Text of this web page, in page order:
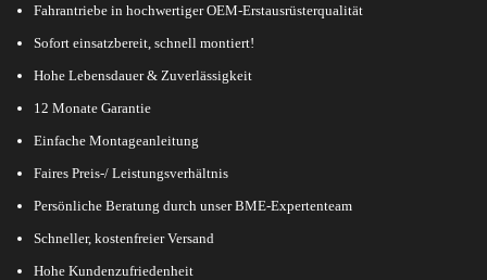
Fahrantriebe in hochwertiger OEM-Erstausrüsterqualität
Sofort einsatzbereit, schnell montiert!
Hohe Lebensdauer & Zuverlässigkeit
12 Monate Garantie
Einfache Montageanleitung
Faires Preis-/ Leistungsverhältnis
Persönliche Beratung durch unser BME-Expertenteam
Schneller, kostenfreier Versand
Hohe Kundenzufriedenheit